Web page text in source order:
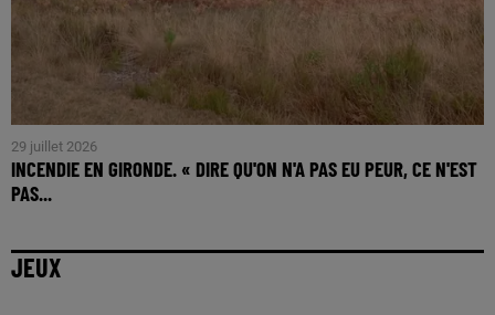
29 juillet 2026
INCENDIE EN GIRONDE. « DIRE QU'ON N'A PAS EU PEUR, CE N'EST
PAS...
JEUX